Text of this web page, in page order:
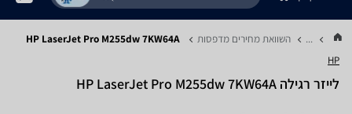
... השוואת מחירים מדפסות HP LaserJet Pro M255dw 7KW64A
HP
‏לייזר ‏רגילה HP LaserJet Pro M255dw 7KW64A